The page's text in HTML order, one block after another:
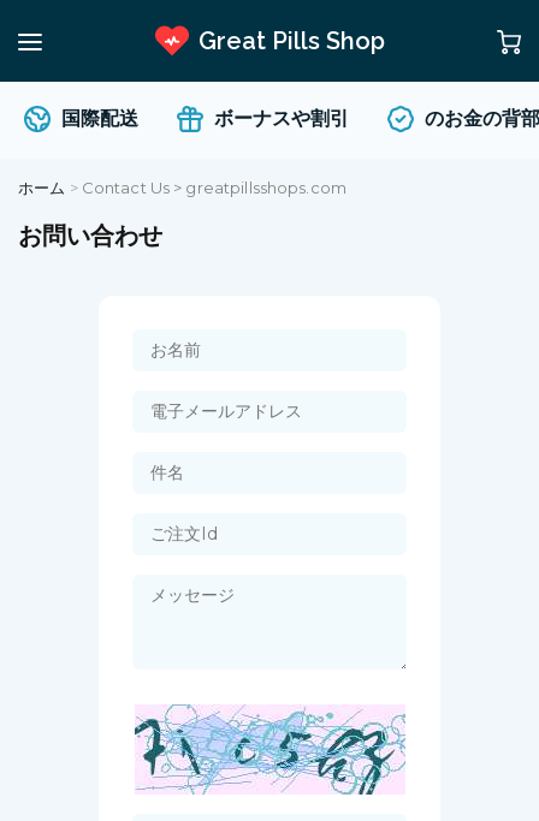
Great Pills Shop
国際配送 ボーナスや割引 のお金の背
ホーム > Contact Us > greatpillsshops.com
お問い合わせ